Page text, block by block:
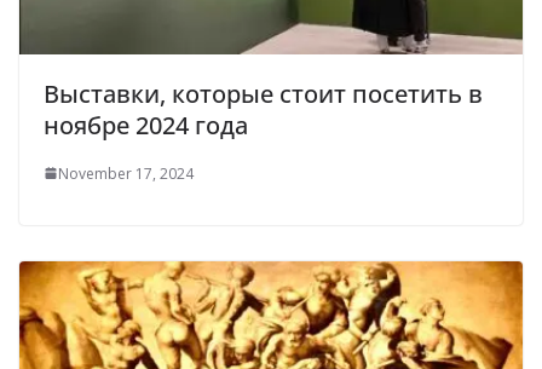
Выставки, которые стоит посетить в
ноябре 2024 года
November 17, 2024